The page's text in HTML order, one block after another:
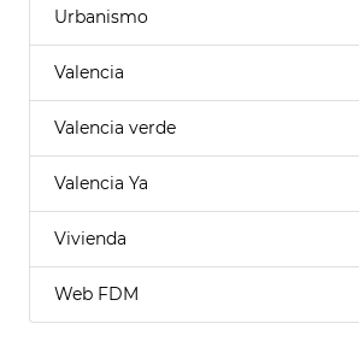
Urbanismo
Valencia
Valencia verde
Valencia Ya
Vivienda
Web FDM